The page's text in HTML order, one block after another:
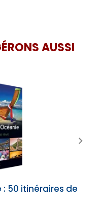
AUSSI
50 itinéraires de